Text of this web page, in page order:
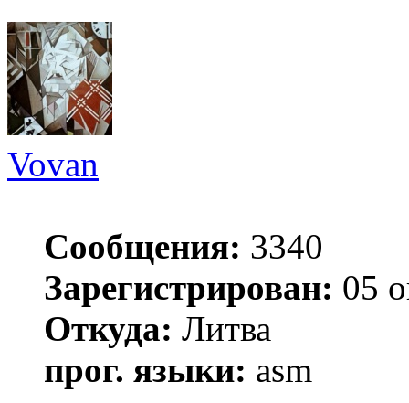
Vovan
Сообщения: 3340
Зарегистрирован: 05
Откуда: Литва
прог. языки: asm